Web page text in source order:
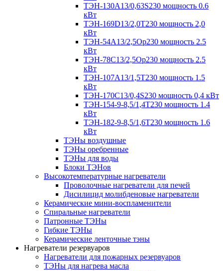
ТЭН-130А13/0,63S230 мощность 0.6
кВт
ТЭН-169D13/2,0T230 мощность 2,0
кВт
ТЭН-54А13/2,5Ор230 мощность 2.5
кВт
ТЭН-78С13/2,5Ор230 мощность 2.5
кВт
ТЭН-107А13/1,5Т230 мощность 1.5
кВт
ТЭН-170C13/0,4S230 мощность 0,4 кВт
ТЭН-154-9-8,5/1,4Т230 мощность 1.4
кВт
ТЭН-182-9-8,5/1,6Т230 мощность 1.6
кВт
ТЭНы воздушные
ТЭНы оребренные
ТЭНы для воды
Блоки ТЭНов
Высокотемпературные нагреватели
Проволочные нагреватели для печей
Дисилицид молибденовые нагреватели
Керамические мини-воспламенители
Спиральные нагреватели
Патронные ТЭНы
Гибкие ТЭНы
Керамические ленточные тэны
Нагреватели резервуаров
Нагреватели для пожарных резервуаров
ТЭНы для нагрева масла